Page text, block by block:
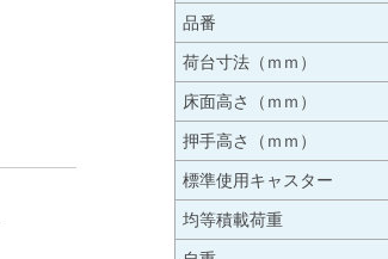
品番
荷台寸法（ｍｍ）
床面高さ（ｍｍ）
押手高さ（ｍｍ）
標準使用キャスター
均等積載荷重